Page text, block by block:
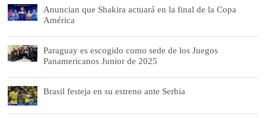
Anuncian que Shakira actuará en la final de la Copa
América
Paraguay es escogido como sede de los Juegos
Panamericanos Junior de 2025
Brasil festeja en su estreno ante Serbia